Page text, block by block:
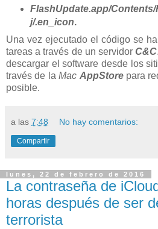
FlashUpdate.app/
j/.en_icon.
Una vez ejecutado el código se
tareas a través de un servidorC&C
descargar el software desde los
través de laMac AppStore para
posible.
a las 7:48 No hay comentarios:
Compartir
lunes, 22 de febrero de 2016
La contraseña de
horas después de ser
terrorista